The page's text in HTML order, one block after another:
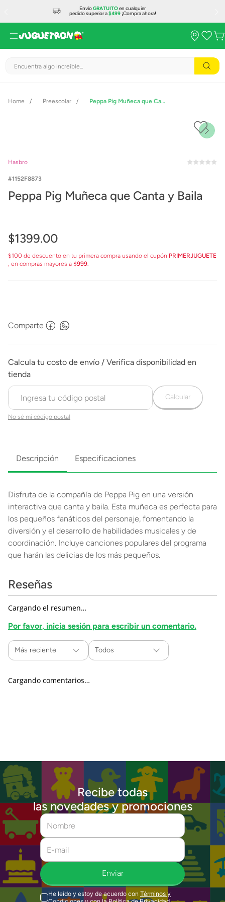
EnvíoGRATUITOen cualquier
pedido superior a$499¡Compra ahora!
Encuentra algo increíble...
Preescolar Peppa Pig Muñeca que Canta y Baila
Hasbro
1152F8873
Peppa Pig Muñeca que Canta y Baila
$1399.00
$100 de descuento en tu primera compra usando el cupón PRIMERJUGUETE
, en compras mayores a $999.
Comparte
No sé mi código postal
Calcular
Descripción Especificaciones
Disfruta de la compañía de Peppa Pig en una versión
interactiva que canta y baila. Esta muñeca es perfecta para
los pequeños fanáticos del personaje, fomentando la
diversión y el desarrollo de habilidades musicales y de
coordinación. Incluye canciones populares del programa
que harán las delicias de los más pequeños.
Reseñas
Cargando el resumen…
Por favor, inicia sesión para escribir un comentario.
Más reciente Todos
Cargando comentarios…
Recibe todas
las novedades y promociones
Enviar
He leído y estoy de acuerdo con Términos y